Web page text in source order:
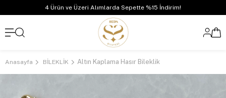
4 Ürün ve Üzeri Alımlarda Sepette %15 İndirim!
Anasayfa BİLEKLİK Altın Kaplama Hasır Bileklik